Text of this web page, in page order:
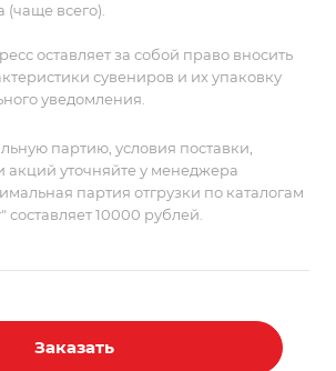
всего).
оставляет за собой право вносить
сувениров и их упаковку
уведомления.
партию, условия поставки,
акций уточняйте у менеджера
партия отгрузки по каталогам
10000 рублей.
Заказать